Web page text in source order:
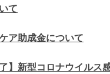
て
ア助成金について
】新型コロナウイル